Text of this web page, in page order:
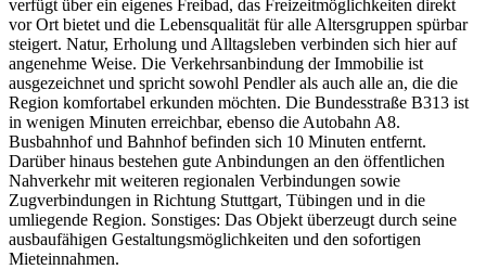
verfügt über ein eigenes Freibad, das Freizeitmöglichkeiten direkt
vor Ort bietet und die Lebensqualität für alle Altersgruppen spürbar
steigert. Natur, Erholung und Alltagsleben verbinden sich hier auf
angenehme Weise. Die Verkehrsanbindung der Immobilie ist
ausgezeichnet und spricht sowohl Pendler als auch alle an, die die
Region komfortabel erkunden möchten. Die Bundesstraße B313 ist
in wenigen Minuten erreichbar, ebenso die Autobahn A8.
Busbahnhof und Bahnhof befinden sich 10 Minuten entfernt.
Darüber hinaus bestehen gute Anbindungen an den öffentlichen
Nahverkehr mit weiteren regionalen Verbindungen sowie
Zugverbindungen in Richtung Stuttgart, Tübingen und in die
umliegende Region. Sonstiges: Das Objekt überzeugt durch seine
ausbaufähigen Gestaltungsmöglichkeiten und den sofortigen
Mieteinnahmen.